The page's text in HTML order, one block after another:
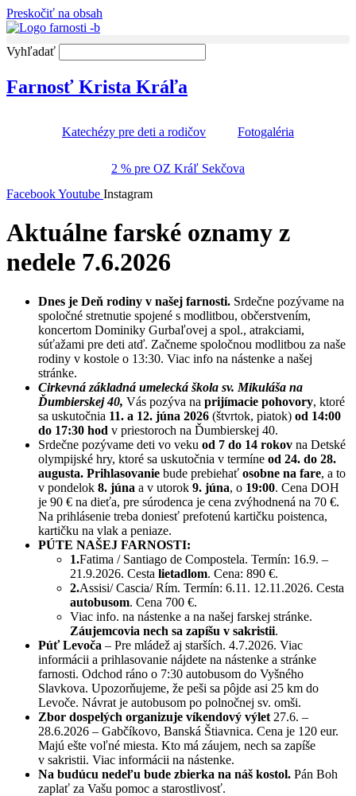
Preskočiť na obsah
Vyhľadať
Farnosť Krista Kráľa
Katechézy pre deti a rodičov Fotogaléria
2 % pre OZ Kráľ Sekčova
FacebookYoutube Instagram
Aktuálne farské oznamy z
nedele 7.6.2026
Dnes je Deň rodiny v našej farnosti. Srdečne pozývame na
spoločné stretnutie spojené s modlitbou, občerstvením,
koncertom Dominiky Gurbaľovej a spol., atrakciami,
súťažami pre deti atď. Začneme spoločnou modlitbou za naše
rodiny v kostole o 13:30. Viac info na nástenke a našej
stránke.
Cirkevná základná umelecká škola sv. Mikuláša na
Ďumbierskej 40, Vás pozýva na prijímacie pohovory, ktoré
sa uskutočnia 11. a 12. júna 2026 (štvrtok, piatok) od 14:00
do 17:30 hod v priestoroch na Ďumbierskej 40.
Srdečne pozývame deti vo veku od 7 do 14 rokov na Detské
olympijské hry, ktoré sa uskutočnia v termíne od 24. do 28.
augusta. Prihlasovanie bude prebiehať osobne na fare, a to
v pondelok 8. júna a v utorok 9. júna, o 19:00. Cena DOH
je 90 € na dieťa, pre súrodenca je cena zvýhodnená na 70 €.
Na prihlásenie treba doniesť prefotenú kartičku poistenca,
kartičku na vlak a peniaze.
PÚTE NAŠEJ FARNOSTI:
1.Fatima / Santiago de Compostela. Termín: 16.9. –
21.9.2026. Cesta lietadlom. Cena: 890 €.
2.Assisi/ Cascia/ Rím. Termín: 6.11. 12.11.2026. Cesta
autobusom. Cena 700 €.
Viac info. na nástenke a na našej farskej stránke.
Záujemcovia nech sa zapíšu v sakristii.
Púť Levoča – Pre mládež aj starších. 4.7.2026. Viac
informácii a prihlasovanie nájdete na nástenke a stránke
farnosti. Odchod ráno o 7:30 autobusom do Vyšného
Slavkova. Upozorňujeme, že peši sa pôjde asi 25 km do
Levoče. Návrat je autobusom po polnočnej sv. omši.
Zbor dospelých organizuje víkendový výlet 27.6. –
28.6.2026 – Gabčíkovo, Banská Štiavnica. Cena je 120 eur.
Majú ešte voľné miesta. Kto má záujem, nech sa zapíše
v sakristii. Viac informácii na nástenke.
Na budúcu nedeľu bude zbierka na náš kostol. Pán Boh
zaplať za Vašu pomoc a starostlivosť.